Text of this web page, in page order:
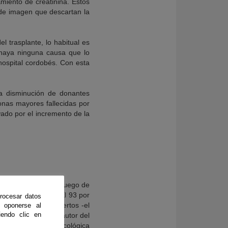
de creatinina. Éstos
imagen que descartan la
trasplante, lo habitual es
ninguna causa que lo
cordobés. Con esta
disminución de donantes
mayores fallecidas por
por el incremento de la
hallaron que, luego de
años menos. «El 93 por
60 y 69 tenían injertos -el
Remuzzi, coautor del
investigación farmacológica
datos
al
clic en